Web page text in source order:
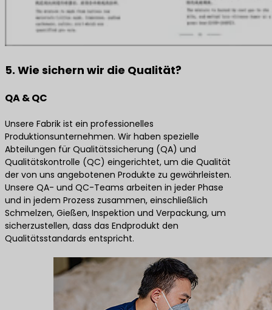
5. Wie sichern wir die Qualität?
QA & QC
Unsere Fabrik ist ein professionelles
Produktionsunternehmen. Wir haben spezielle
Abteilungen für Qualitätssicherung (QA) und
Qualitätskontrolle (QC) eingerichtet, um die Qualität
der von uns angebotenen Produkte zu gewährleisten.
Unsere QA- und QC-Teams arbeiten in jeder Phase
und in jedem Prozess zusammen, einschließlich
Schmelzen, Gießen, Inspektion und Verpackung, um
sicherzustellen, dass das Endprodukt den
Qualitätsstandards entspricht.